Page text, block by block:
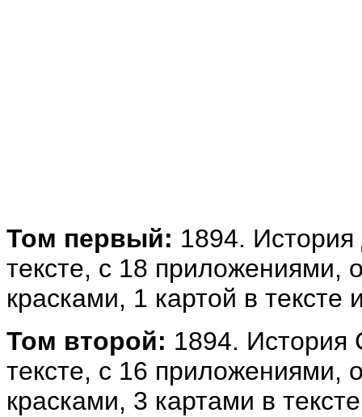
Том первый: 1894.
тексте, с 18 приложениями,
красками, 1 картой в
Том второй: 1894. История
тексте, с 16 приложениями,
красками, 3 картами в